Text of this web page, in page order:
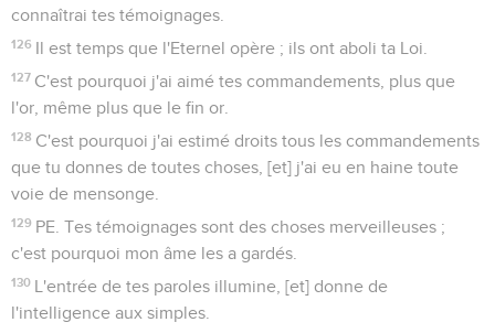
connaîtrai tes témoignages.
126 Il est temps que l'Eternel opère ; ils ont aboli ta Loi.
127 C'est pourquoi j'ai aimé tes commandements, plus que
l'or, même plus que le fin or.
128 C'est pourquoi j'ai estimé droits tous les commandements
que tu donnes de toutes choses, [et] j'ai eu en haine toute
voie de mensonge.
129 PE. Tes témoignages sont des choses merveilleuses ;
c'est pourquoi mon âme les a gardés.
130 L'entrée de tes paroles illumine, [et] donne de
l'intelligence aux simples.